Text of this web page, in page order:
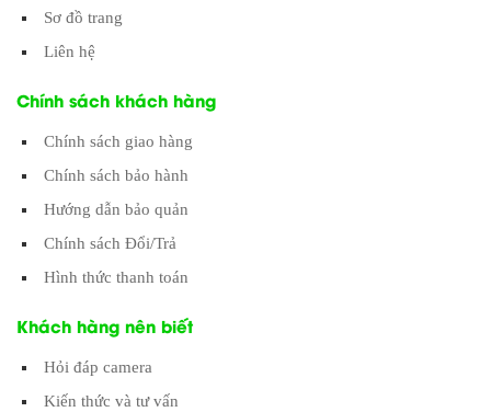
Sơ đồ trang
Liên hệ
Chính sách khách hàng
Chính sách giao hàng
Chính sách bảo hành
Hướng dẫn bảo quản
Chính sách Đổi/Trả
Hình thức thanh toán
Khách hàng nên biết
Hỏi đáp camera
Kiến thức và tư vấn